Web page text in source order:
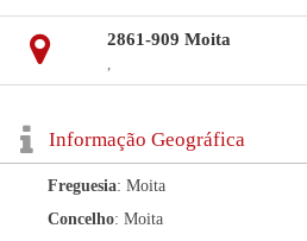
2861-909 Moita
,
Informação Geográfica
Freguesia: Moita
Concelho: Moita